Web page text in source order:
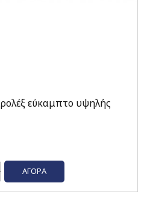
εύκαμπτο υψηλής
ΑΓΟΡΆ